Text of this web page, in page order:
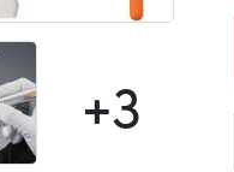
+3